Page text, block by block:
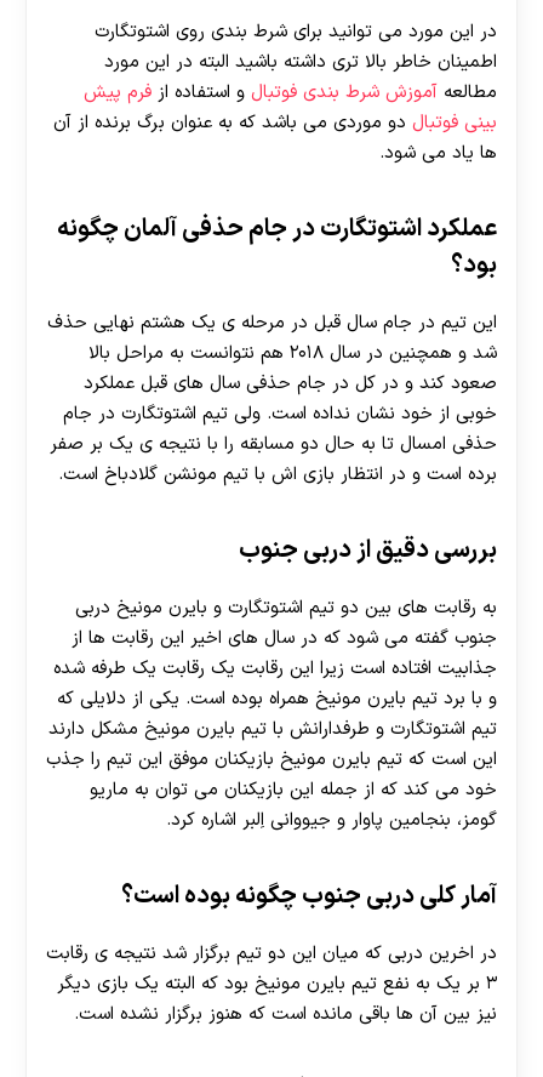
در این مورد می توانید برای شرط بندی روی اشتوتگارت
اطمینان خاطر بالا تری داشته باشید البته در این مورد
مطالعه آموزش شرط بندی فوتبال و استفاده از فرم پیش
بینی فوتبال دو موردی می باشد که به عنوان برگ برنده از آن
ها یاد می شود.
عملکرد اشتوتگارت در جام حذفی آلمان چگونه
بود؟
این تیم در جام سال قبل در مرحله ی یک هشتم نهایی حذف
شد و همچنین در سال ۲۰۱۸ هم نتوانست به مراحل بالا
صعود کند و در کل در جام حذفی سال های قبل عملکرد
خوبی از خود نشان نداده است. ولی تیم اشتوتگارت در جام
حذفی امسال تا به حال دو مسابقه را با نتیجه ی یک بر صفر
برده است و در انتظار بازی اش با تیم مونشن گلادباخ است.
بررسی دقیق از دربی جنوب
به رقابت های بین دو تیم اشتوتگارت و بایرن مونیخ دربی
جنوب گفته می شود که در سال های اخیر این رقابت ها از
جذابیت افتاده است زیرا این رقابت یک رقابت یک طرفه شده
و با برد تیم بایرن مونیخ همراه بوده است. یکی از دلایلی که
تیم اشتوتگارت و طرفدارانش با تیم بایرن مونیخ مشکل دارند
این است که تیم بایرن مونیخ بازیکنان موفق این تیم را جذب
خود می کند که از جمله این بازیکنان می توان به ماریو
گومز، بنجامین پاوار و جیووانی اِلبر اشاره کرد.
آمار کلی دربی جنوب چگونه بوده است؟
در اخرین دربی که میان این دو تیم برگزار شد نتیجه ی رقابت
۳ بر یک به نفع تیم بایرن مونیخ بود که البته یک بازی دیگر
نیز بین آن ها باقی مانده است که هنوز برگزار نشده است.